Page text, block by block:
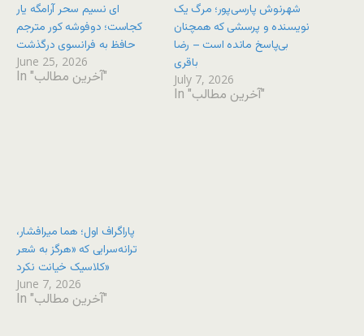
ای نسیم سحر آرامگه یار
کجاست؛ دوفوشه کور مترجم
حافظ به فرانسوی درگذشت
June 25, 2026
In "آخرین مطالب"
شهرنوش پارسی‌پور؛ مرگ یک
نویسنده و پرسشی که همچنان
بی‌پاسخ مانده است – رضا
باقری
July 7, 2026
In "آخرین مطالب"
پاراگراف اول؛ هما میرافشار،
ترانه‌سرایی که «هرگز به شعر
کلاسیک خیانت نکرد»
June 7, 2026
In "آخرین مطالب"